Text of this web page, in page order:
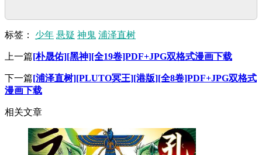
标签： 少年 悬疑 神鬼 浦泽直树
上一篇[朴晟佑][黑神][全19卷]PDF+JPG双格式漫画下载
下一篇[浦泽直树][PLUTO冥王][港版][全8卷]PDF+JPG双格式
漫画下载
相关文章